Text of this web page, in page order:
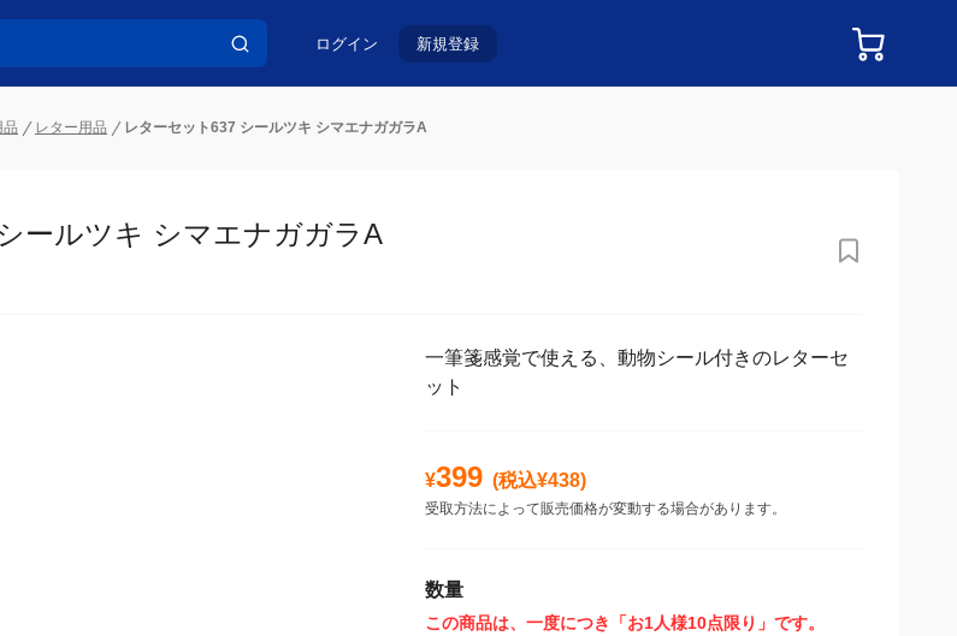
ログイン 新規登録
品 レター用品 レターセット637 シールツキ シマエナガガラA
ールツキ シマエナガガラA
一筆箋感覚で使える、動物シール付きのレターセ
ット
¥399 (税込¥438)
受取方法によって販売価格が変動する場合があります。
数量
この商品は、一度につき「お1人様10点限り」です。